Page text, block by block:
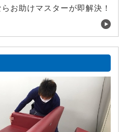
お助けマスターが即解決！